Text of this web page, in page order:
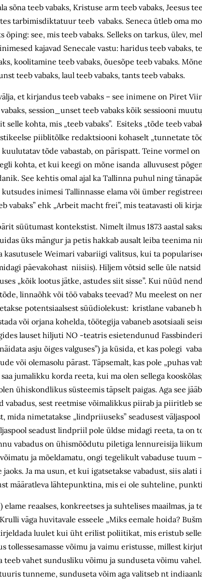
sõna teeb vabaks, Kristuse arm teeb vabaks, Jeesus
tarbimisdiktatuur teeb vabaks. Seneca ütleb oma
see, mis teeb vabaks. Selleks on tarkus, ülev,
kajavad Senecale vastu: haridus teeb vabaks,
koolitamine teeb vabaks, õuesõpe teeb vabaks.
teeb vabaks, laul teeb vabaks, tants teeb vabaks.
et kirjandus teeb vabaks – see inimene on Piret
session_unset teeb vabaks kõik sessiooni
kohta, mis „teeb vabaks”. Esiteks „tõde teeb
piiblitõlke redaktsiooni kohaselt „tunnetate
kuulutatav tõde vabastab, on pärispatt. Teine vormel
kohta, et kui keegi on mõne isanda alluvusest
See kehtis omal ajal ka Tallinna puhul ning
inimesi Tallinnasse elama või ümber
vabaks” ehk „Arbeit macht frei”, mis teatavasti oli
süütumast kontekstist. Nimelt ilmus 1873 aastal
üks mängur ja petis hakkab ausalt leiba teenima
kasutusele Weimari vabariigi valitsus, kui ta
päevakohast niisiis). Hiljem võtsid selle üle
„kõik lootus jätke, astudes siit sisse”. Kui nüüd
linnaõhk või töö vabaks teevad? Mu meelest on
potentsiaalsest süüdiolekust: kristlane vabaneb
või orjana kohelda, töötegija vabaneb asotsiaali
lauset hiljuti NO -teatris esietendunud
asju õiges valguses”) ja küsida, et kas polegi
või olemasolu pärast. Täpsemalt, kas pole „puhas
jumalikku korda reeta, kui ma olen sellega
ühiskondlikus süsteemis täpselt paigas. Aga see
sest reetmise võimalikkus piirab ja piiritleb
mida nimetatakse „lindpriiuseks” seadusest
seadust lindpriil pole üldse midagi reeta, ta on
vabadus on ühismõõdutu piletiga lennureisija
ja mõeldamatu, ongi tegelikult vabaduse
Ja ma usun, et kui igatsetakse vabadust, siis
määratleva lähtepunktina, mis ei ole suhteline,
reaalses, konkreetses ja suhtelises maailmas, ja
väga huvitavale esseele „Miks eemale hoida?
luulet kui üht erilist poliitikat, mis eristub
tollessesamasse võimu ja vaimu eristusse, millest
teeb vahet sundusliku võimu ja sunduseta võimu
tunneme, sunduseta võim aga valitseb nt